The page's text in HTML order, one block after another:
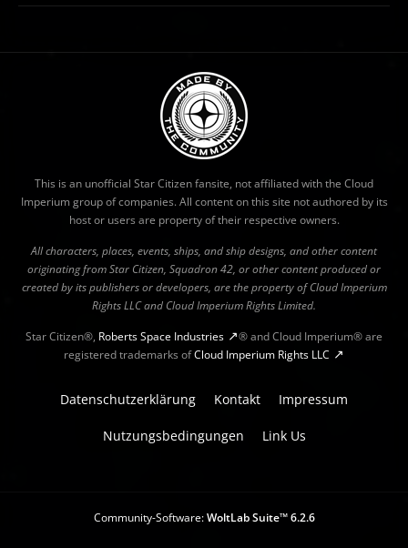
This is an unofficial Star Citizen fansite, not affiliated with the Cloud
Imperium group of companies. All content on this site not authored by its
host or users are property of their respective owners.
All characters, places, events, ships, and ship designs, and other content
originating from Star Citizen, Squadron 42, or other content produced or
created by its publishers or developers, are the property of Cloud Imperium
Rights LLC and Cloud Imperium Rights Limited.
Star Citizen®, Roberts Space Industries
® and Cloud Imperium® are
registered trademarks ofCloud Imperium Rights LLC
Datenschutzerklärung Kontakt Impressum
Nutzungsbedingungen Link Us
Community-Software:WoltLab Suite™ 6.2.6